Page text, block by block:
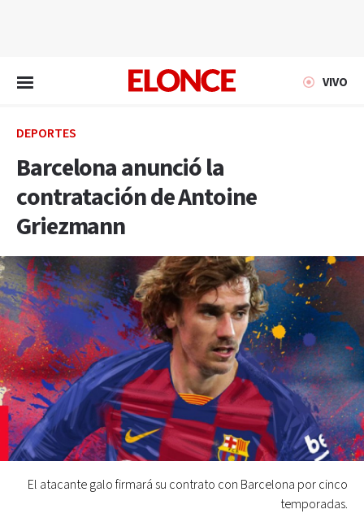
VIVO
DEPORTES
Barcelona anunció la
contratación de Antoine
Griezmann
El atacante galo firmará su contrato con Barcelona por cinco
temporadas.